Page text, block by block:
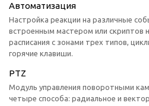
Автоматизация
Настройка реакции на различные
встроенным мастером или скриптов
расписания с зонами трех типов,
горячие клавиши.
PTZ
Модуль управления поворотными
четыре способа: радиальное и